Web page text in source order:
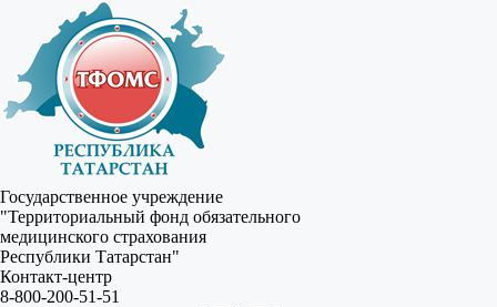
Государственное учреждение
"Территориальный фонд обязательного
медицинского страхования
Республики Татарстан"
Контакт-центр
8-800-200-51-51